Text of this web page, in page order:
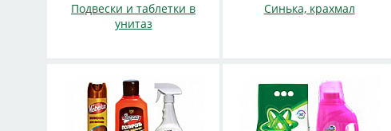
Подвески и таблетки в
унитаз
Синька, крахмал